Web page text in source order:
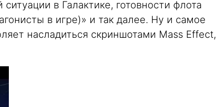
в Галактике, готовности флота
в игре)» и так далее. Ну и самое
насладиться скриншотами Mass Effect,